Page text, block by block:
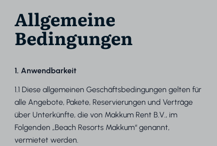
Allgemeine
Bedingungen
1. Anwendbarkeit
1.1 Diese allgemeinen Geschäftsbedingungen gelten für
alle Angebote, Pakete, Reservierungen und Verträge
über Unterkünfte, die von Makkum Rent B.V., im
Folgenden „Beach Resorts Makkum“ genannt,
vermietet werden.